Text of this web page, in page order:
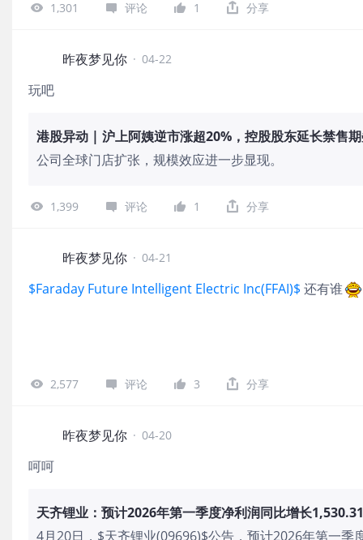
1,301 评论 1 分享
昨夜梦见你 · 04-22
玩吧
港股异动 | 沪上阿姨逆市涨超20%，控股股东延长禁售
公司全球门店扩张，规模效应进一步显现。
1,399 评论 1 分享
昨夜梦见你 · 04-21
$Faraday Future Intelligent Electric Inc(FFAI)$ 还有谁
2,577 评论 3 分享
昨夜梦见你 · 04-20
呵呵
天齐锂业：预计2026年第一季度净利润同比增长
4月20日，$天齐锂业(09696)$公告，预计2026年第一